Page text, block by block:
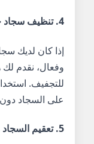
4. تنظيف
إذا كان لديك
وفعال، نقدم لك
للتجفيف.
على السجاد دون
5. تعقيم السجاد